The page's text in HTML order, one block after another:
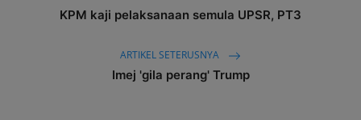
KPM kaji pelaksanaan semula UPSR, PT3
ARTIKEL SETERUSNYA
Imej 'gila perang' Trump